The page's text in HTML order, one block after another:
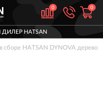
0 0
ДИЛЕР HATSAN
сборе HATSAN DYNOVA дерево